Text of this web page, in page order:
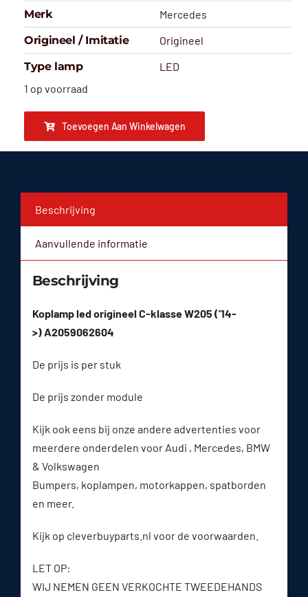
Merk
Mercedes
Origineel / Imitatie
Origineel
Type lamp
LED
1 op voorraad
Toevoegen Aan Winkelwagen
Beschrijving
Aanvullende informatie
Beschrijving
Koplamp led origineel C-klasse W205 (’14-
>) A2059062604
De prijs is per stuk
De prijs zonder module
Kijk ook eens bij onze andere advertenties voor
meerdere onderdelen voor Audi , Mercedes, BMW
& Volkswagen
Bumpers, koplampen, motorkappen, spatborden
en meer.
Kijk op cleverbuyparts.nl voor de voorwaarden.
LET OP:
WIJ NEMEN GEEN VERKOCHTE TWEEDEHANDS